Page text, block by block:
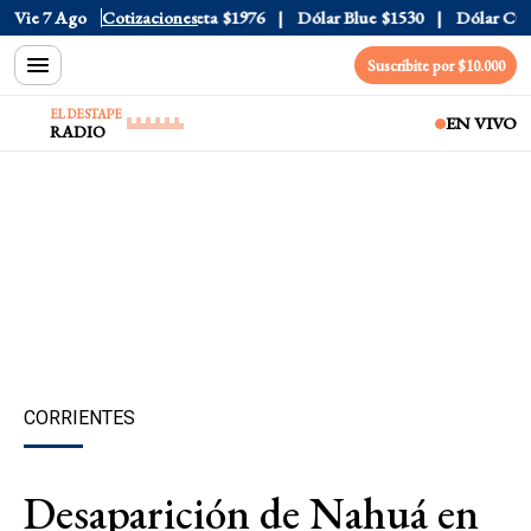
Vie 7 Ago Cotizaciones
$1520 Dólar Tarjeta $1976 Dólar Blue $1530 Dólar CCL
Suscribite por $10.000
EL DESTAPE
RADIO EN VIVO
CORRIENTES
Desaparición de Nahuá en